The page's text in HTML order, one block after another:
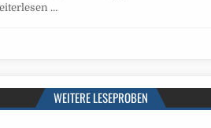
…
WEITERE LESEPROBEN